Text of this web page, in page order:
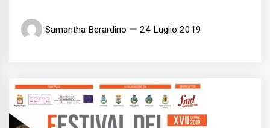
Samantha Berardino 24 Luglio 2019